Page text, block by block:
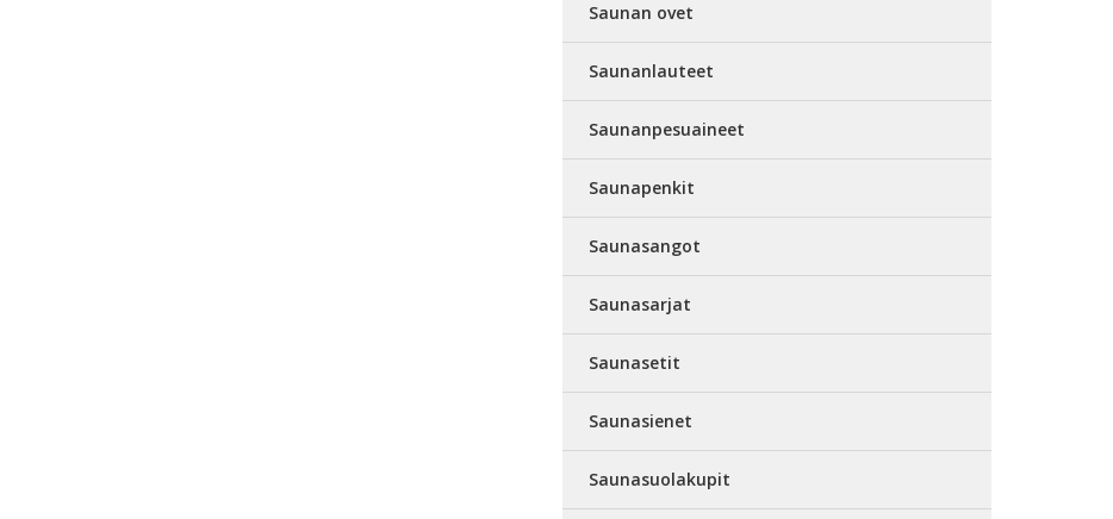
Saunan ovet
Saunanlauteet
Saunanpesuaineet
Saunapenkit
Saunasangot
Saunasarjat
Saunasetit
Saunasienet
Saunasuolakupit